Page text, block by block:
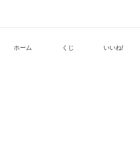
ホーム くじ いいね!